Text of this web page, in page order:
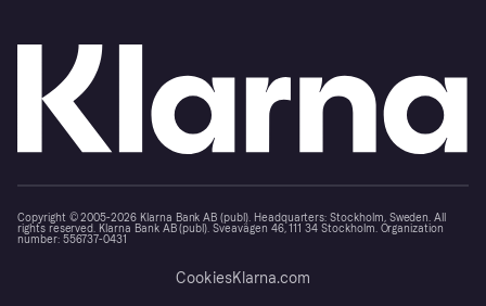
Copyright © 2005-2026 Klarna Bank AB (publ). Headquarters: Stockholm, Sweden. All
rights reserved. Klarna Bank AB (publ). Sveavägen 46, 111 34 Stockholm. Organization
number: 556737-0431
CookiesKlarna.com